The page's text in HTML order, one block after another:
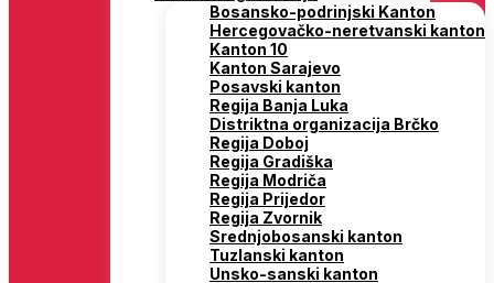
Bosansko-podrinjski Kanton
Hercegovačko-neretvanski kanton
Kanton 10
Kanton Sarajevo
Posavski kanton
Regija Banja Luka
Distriktna organizacija Brčko
Regija Doboj
Regija Gradiška
Regija Modriča
Regija Prijedor
Regija Zvornik
Srednjobosanski kanton
Tuzlanski kanton
Unsko-sanski kanton